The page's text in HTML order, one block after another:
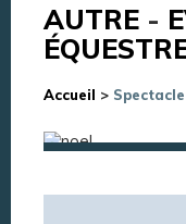
AUTRE -
Accueil >